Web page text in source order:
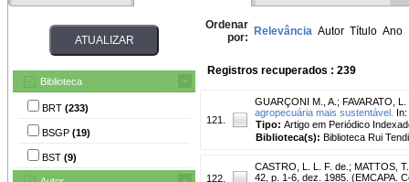
Biblioteca
BRT (233)
BSGP (19)
BST (9)
Ordenar
por: Relevância Autor Título Ano
Registros recuperados : 239
121.
GUARÇONI M., A. ; FAVARATO, L.
agropecuária mais sustentável.
Tipo: Artigo em Periódico
Biblioteca(s): Biblioteca Rui
122.
CASTRO, L. L. F. de. ; MATTOS, T.
42, p. 1-6, dez. 1985. (EMCAPA.